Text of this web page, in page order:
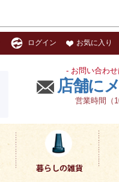
ログイン お気に入り
- お問い合わ
店舗に
営業時間（